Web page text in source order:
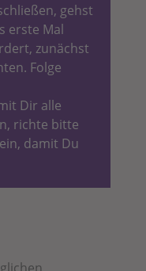
gehst
erste Mal
zunächst
Folge
Dir alle
richte bitte
damit Du